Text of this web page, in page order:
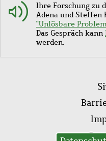
Ihre Forschung zu
Adena und Steffen
"Unlösbare
Das Gespräch kann
werden.